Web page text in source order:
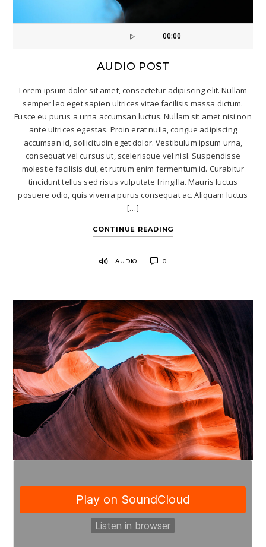
00:00
AUDIO POST
Lorem ipsum dolor sit amet, consectetur adipiscing elit. Nullam
semper leo eget sapien ultrices vitae facilisis massa dictum.
Fusce eu purus a urna accumsan luctus. Nullam sit amet nisi non
ante ultrices egestas. Proin erat nulla, congue adipiscing
accumsan id, sollicitudin eget dolor. Vestibulum ipsum urna,
consequat vel cursus ut, scelerisque vel nisl. Suspendisse
molestie facilisis dui, et rutrum enim fermentum id. Curabitur
tincidunt tellus sed risus vulputate fringilla. Mauris luctus
posuere odio, quis viverra purus consequat ac. Aliquam luctus
[…]
CONTINUE READING
AUDIO 0